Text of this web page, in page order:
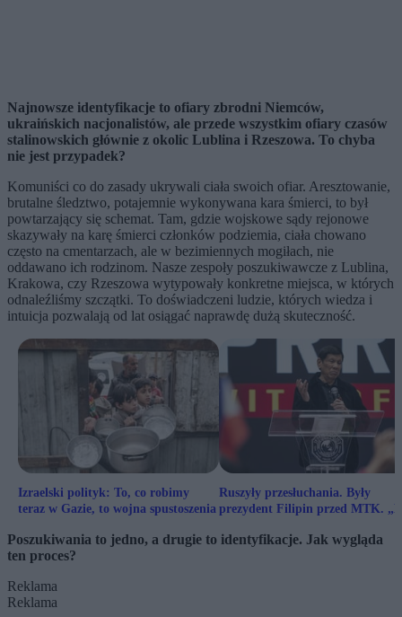
Najnowsze identyfikacje to ofiary zbrodni Niemców,
ukraińskich nacjonalistów, ale przede wszystkim ofiary czasów
stalinowskich głównie z okolic Lublina i Rzeszowa. To chyba
nie jest przypadek?
Komuniści co do zasady ukrywali ciała swoich ofiar. Aresztowanie,
brutalne śledztwo, potajemnie wykonywana kara śmierci, to był
powtarzający się schemat. Tam, gdzie wojskowe sądy rejonowe
skazywały na karę śmierci członków podziemia, ciała chowano
często na cmentarzach, ale w bezimiennych mogiłach, nie
oddawano ich rodzinom. Nasze zespoły poszukiwawcze z Lublina,
Krakowa, czy Rzeszowa wytypowały konkretne miejsca, w których
odnaleźliśmy szczątki. To doświadczeni ludzie, których wiedza i
intuicja pozwalają od lat osiągać naprawdę dużą skuteczność.
Izraelski polityk: To, co robimy
teraz w Gazie, to wojna spustoszenia
Ruszyły przesłuchania. Były
prezydent Filipin przed MTK.
Poszukiwania to jedno, a drugie to identyfikacje. Jak wygląda
ten proces?
Reklama
Reklama